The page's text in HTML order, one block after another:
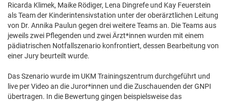
Ricarda Klimek, Maike Rödiger, Lena Dingrefe und Kay Feuerstein
als Team der Kinderintensivstation unter der oberärztlichen Leitung
von Dr. Annika Paulun gegen drei weitere Teams an. Die Teams aus
jeweils zwei Pflegenden und zwei Ärzt*innen wurden mit einem
pädiatrischen Notfallszenario konfrontiert, dessen Bearbeitung von
einer Jury beurteilt wurde.
Das Szenario wurde im UKM Trainingszentrum durchgeführt und
live per Video an die Juror*innen und die Zuschauenden der GNPI
übertragen. In die Bewertung gingen beispielsweise das